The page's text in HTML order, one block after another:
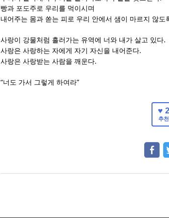
빵과 포도주로 우리를 먹이시며
내어주는 몸과 쏟는 피로 우리 안에서 샘이 마르지 않도
사랑이 강물처럼 흘러가는 유역에 너와 내가 살고 있다.
사랑은 사랑하는 자에게 자기 자신을 내어준다.
사랑은 사랑받는 사람을 깨운다.
“너도 가서 그렇게 하여라”
♥ 2
추천